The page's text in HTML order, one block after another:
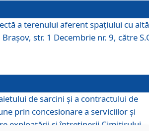
a terenului aferent spaţiului cu altă
str. 1 Decembrie nr. 9, către
de sarcini şi a contractului de
prin concesionare a serviciilor şi
exploatării şi întreţinerii Cimitirului